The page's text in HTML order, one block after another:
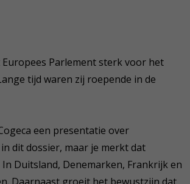
Parlement sterk voor het
tijd waren zij roepende in de
een presentatie over
dit dossier, maar je merkt dat
Duitsland, Denemarken, Frankrijk en